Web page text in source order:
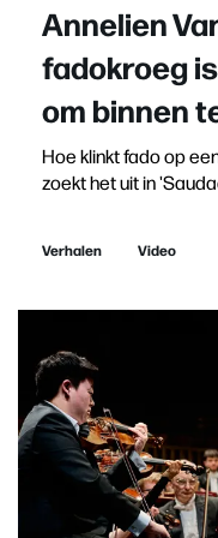
Annelien
fadokroeg
om binnen
Hoe klinkt fado op
zoekt het uit in
Verhalen Video